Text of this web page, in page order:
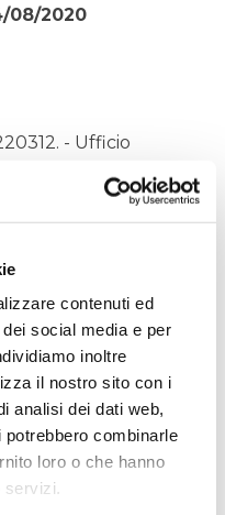
contenuti ed
social media e per
inoltre
il nostro sito con i
analisi dei dati web,
combinarle
loro o che hanno
servizi.
08/2020
- Ufficio
Generale
Forniture
- cod. fisc.